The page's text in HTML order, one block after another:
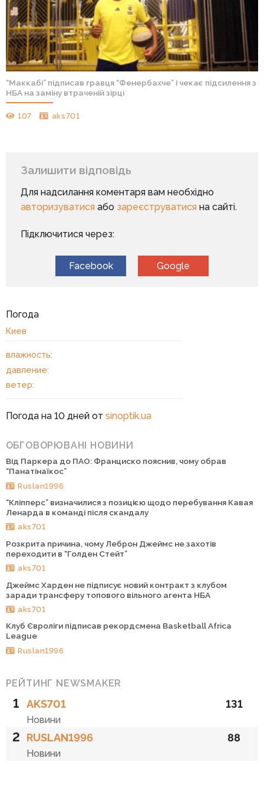
“Маккабі” підписав гравця “Фенербахче” і чекає підсилення з
НБА на заміну втраченій зірці
107 aks701
Залишити відповідь
Для надсилання коментаря вам необхідно
авторизуватисяабо зареєструватисяна сайті.
Підключитися через:
Facebook Google
Погода
Киев
влажность:
давление:
ветер:
Погода на 10 дней от sinoptik.ua
ОБГОВОРЮВАНІ НОВИНИ
Від Паркера до ПАО: Франциско пояснив, чому обрав
“Панатінаїкос”
Ruslan1996
“Кліпперс” визначилися з позицією щодо перебування Кавая
Ленарда в команді після скандалу
aks701
Розкрита причина, чому Леброн Джеймс не захотів
переходити в “Голден Стейт”
aks701
Джеймс Харден не підписує новий контракт з клубом
заради трансферу топового вільного агента НБА
aks701
Клуб Євроліги підписав рекордсмена Basketball Africa
League
Ruslan1996
РЕЙТИНГ NEWSMAKER
1 AKS701
Новини
131
2 RUSLAN1996
Новини
88